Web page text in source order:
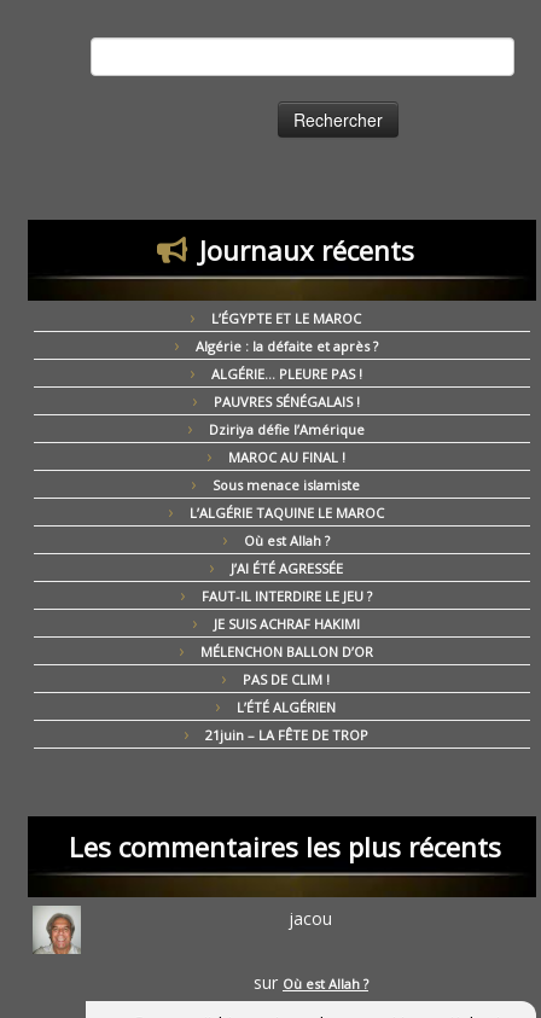
Journaux récents
L’ÉGYPTE ET LE MAROC
Algérie : la défaite et après ?
ALGÉRIE… PLEURE PAS !
PAUVRES SÉNÉGALAIS !
Dziriya défie l’Amérique
MAROC AU FINAL !
Sous menace islamiste
L’ALGÉRIE TAQUINE LE MAROC
Où est Allah ?
J’AI ÉTÉ AGRESSÉE
FAUT-IL INTERDIRE LE JEU ?
JE SUIS ACHRAF HAKIMI
MÉLENCHON BALLON D’OR
PAS DE CLIM !
L’ÉTÉ ALGÉRIEN
21juin – LA FÊTE DE TROP
Les commentaires les plus récents
jacou
sur Où est Allah ?